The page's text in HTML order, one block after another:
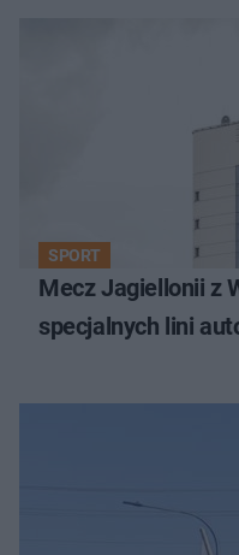
SPORT
Mecz Jagiellonii z
specjalnych lini